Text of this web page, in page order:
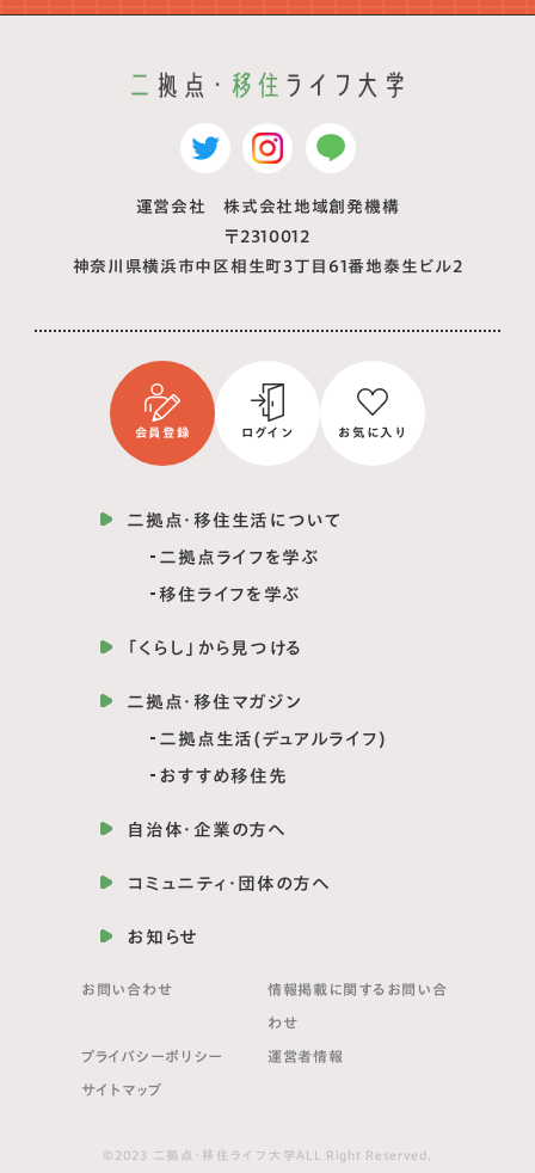
運営会社 株式会社地域創発機構
〒2310012
神奈川県横浜市中区相生町3丁目61番地泰生ビル2
会員登録 ログイン お気に入り
二拠点・移住生活について
二拠点ライフを学ぶ
移住ライフを学ぶ
「くらし」から見つける
二拠点・移住マガジン
二拠点生活(デュアルライフ)
おすすめ移住先
自治体・企業の方へ
コミュニティ・団体の方へ
お知らせ
お問い合わせ 情報掲載に関する お問い合
わせ
プライバシーポリシー 運営者情報
サイトマップ
©2023 二拠点・移住ライフ大学ALL Right Reserved.